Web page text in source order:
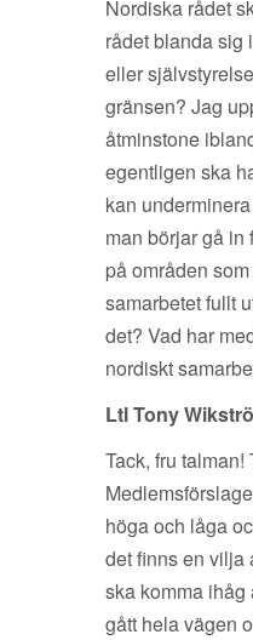
Nordiska rådet
rådet blanda sig
eller
gränsen? Jag
åtminstone
egentligen ska
kan
man börjar gå in
på områden
samarbetet fullt
det? Vad har
nordiskt
Ltl Tony
Tack, fru
höga och låga
det finns en vilja
ska komma ihåg
gått hela vägen